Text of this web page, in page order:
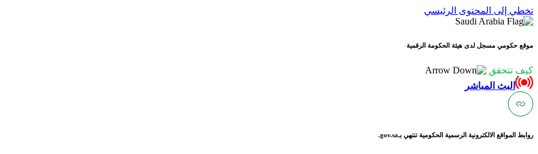
تخطي إلى المحتوى الرئيسي
موقع حكومي مسجل لدى هيئة الحكومة الرقمية
كيف تتحقق
البث المباشر
روابط المواقع الالكترونية الرسمية الحكومية تنتهي بـgov.sa.